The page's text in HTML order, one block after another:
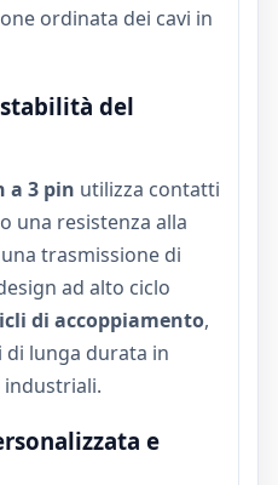
ordinata dei cavi in
del
a 3 pin utilizza contatti
una resistenza alla
trasmissione di
ad alto ciclo
di accoppiamento,
lunga durata in
e